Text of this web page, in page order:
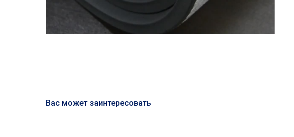
Вас может заинтересовать